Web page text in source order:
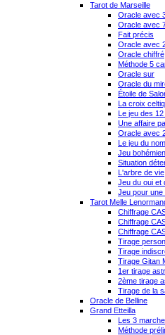
Tarot de Marseille
Oracle avec
Oracle avec
Fait précis
Oracle avec
Oracle chiffré
Méthode 5
Oracle sur
Oracle du
Étoile de
La croix
Le jeu des
Une affaire
Oracle avec
Le jeu du nom
Jeu bohémien
Situation
L'arbre de vie
Jeu du oui et
Jeu pour une
Tarot Melle
Chiffrage
Chiffrage
Chiffrage
Tirage
Tirage
Tirage Gitan
1er tirage
2ème tirage
Tirage de la
Oracle de Belline
Grand Etteilla
Les 3
Méthode